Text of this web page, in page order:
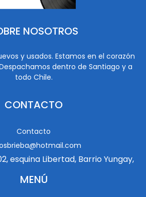
NOSOTROS
y usados. Estamos en el corazón
dentro de Santiago y a
todo Chile.
CONTACTO
Contacto
esquina Libertad, Barrio Yungay,
MENÚ